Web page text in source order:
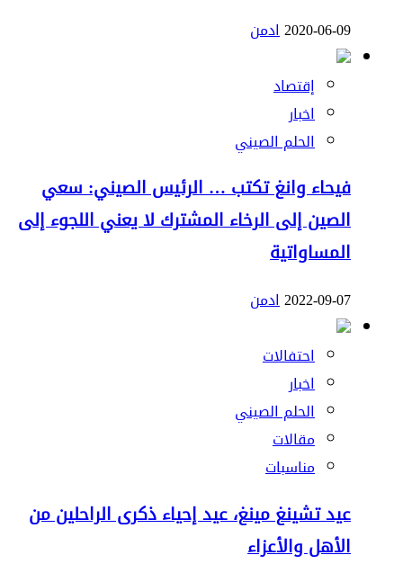
2020-06-09ادمن
إقتصاد
اخبار
الحلم الصيني
فيحاء وانغ تكتب … الرئيس الصيني: سعي
الصين إلى الرخاء المشترك لا يعني اللجوء إلى
المساواتية
2022-09-07ادمن
احتفالات
اخبار
الحلم الصيني
مقالات
مناسبات
عيد تشينغ مينغ، عيد إحياء ذكرى الراحلين من
الأهل والأعزاء